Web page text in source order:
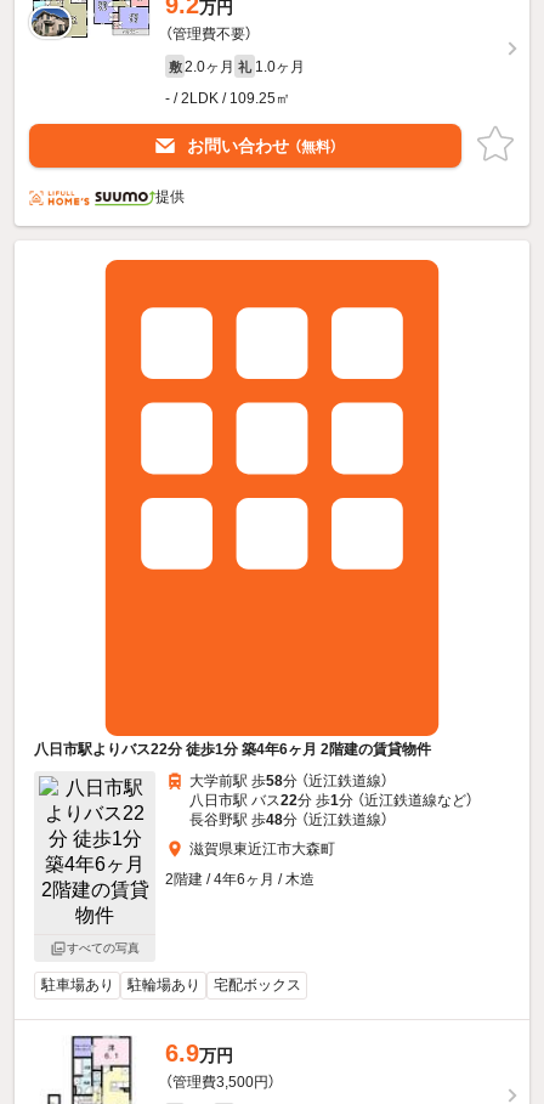
万円
（管理費不要）
敷 2.0ヶ月 礼 1.0ヶ月
- / 2LDK / 109.25㎡
お問い合わせ （無料）
提供
八日市駅よりバス22分 徒歩1分 築4年6ヶ月 2階建の賃貸物件
すべての写真
大学前駅 歩58分 （近江鉄道線）
八日市駅 バス22分 歩1分 （近江鉄道線など）
長谷野駅 歩48分 （近江鉄道線）
滋賀県東近江市大森町
2階建 / 4年6ヶ月 / 木造
駐車場あり 駐輪場あり 宅配ボックス
6.9万円
（管理費3,500円）